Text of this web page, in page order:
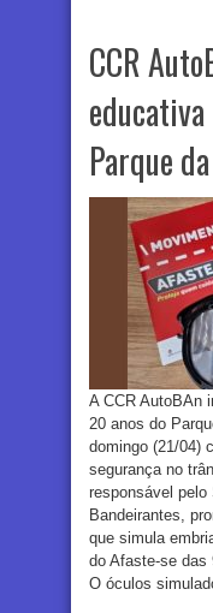
CCR
Parque
A CCR AutoBAn
20 anos do
domingo (21/04)
segurança no
responsável pelo
Bandeirantes,
que simula
do Afaste-se das
O óculos